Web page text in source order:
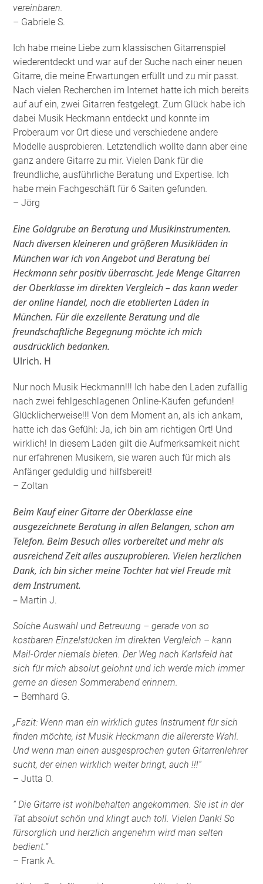
vereinbaren.
– Gabriele S.
Ich habe meine Liebe zum klassischen Gitarrenspiel
wiederentdeckt und war auf der Suche nach einer neuen
Gitarre, die meine Erwartungen erfüllt und zu mir passt.
Nach vielen Recherchen im Internet hatte ich mich bereits
auf auf ein, zwei Gitarren festgelegt. Zum Glück habe ich
dabei Musik Heckmann entdeckt und konnte im
Proberaum vor Ort diese und verschiedene andere
Modelle ausprobieren. Letztendlich wollte dann aber eine
ganz andere Gitarre zu mir. Vielen Dank für die
freundliche, ausführliche Beratung und Expertise. Ich
habe mein Fachgeschäft für 6 Saiten gefunden.
– Jörg
Eine Goldgrube an Beratung und Musikinstrumenten.
Nach diversen kleineren und größeren Musikläden in
München war ich von Angebot und Beratung bei
Heckmann sehr positiv überrascht. Jede Menge Gitarren
der Oberklasse im direkten Vergleich – das kann weder
der online Handel, noch die etablierten Läden in
München. Für die exzellente Beratung und die
freundschaftliche Begegnung möchte ich mich
ausdrücklich bedanken.
Ulrich. H
Nur noch Musik Heckmann!!! Ich habe den Laden zufällig
nach zwei fehlgeschlagenen Online-Käufen gefunden!
Glücklicherweise!!! Von dem Moment an, als ich ankam,
hatte ich das Gefühl: Ja, ich bin am richtigen Ort! Und
wirklich! In diesem Laden gilt die Aufmerksamkeit nicht
nur erfahrenen Musikern, sie waren auch für mich als
Anfänger geduldig und hilfsbereit!
– Zoltan
Beim Kauf einer Gitarre der Oberklasse eine
ausgezeichnete Beratung in allen Belangen, schon am
Telefon. Beim Besuch alles vorbereitet und mehr als
ausreichend Zeit alles auszuprobieren. Vielen herzlichen
Dank, ich bin sicher meine Tochter hat viel Freude mit
dem Instrument.
– Martin J.
Solche Auswahl und Betreuung – gerade von so
kostbaren Einzelstücken im direkten Vergleich – kann
Mail-Order niemals bieten. Der Weg nach Karlsfeld hat
sich für mich absolut gelohnt und ich werde mich immer
gerne an diesen Sommerabend erinnern.
– Bernhard G.
„Fazit: Wenn man ein wirklich gutes Instrument für sich
finden möchte, ist Musik Heckmann die allererste Wahl.
Und wenn man einen ausgesprochen guten Gitarrenlehrer
sucht, der einen wirklich weiter bringt, auch !!!“
– Jutta O.
“ Die Gitarre ist wohlbehalten angekommen. Sie ist in der
Tat absolut schön und klingt auch toll. Vielen Dank! So
fürsorglich und herzlich angenehm wird man selten
bedient.“
– Frank A.